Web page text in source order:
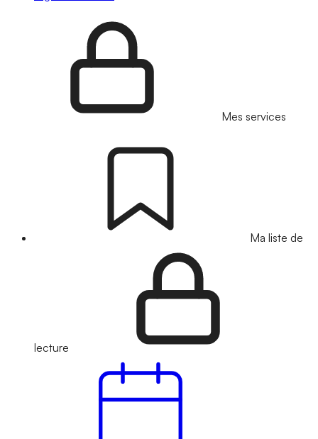
Mes services
Ma liste de
lecture